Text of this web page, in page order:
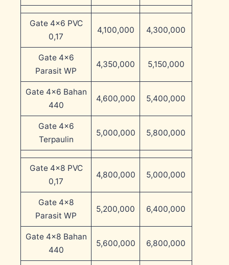
Gate 4×6 PVC
0,17
4,100,000 4,300,000
Gate 4×6
Parasit WP
4,350,000 5,150,000
Gate 4×6 Bahan
440
4,600,000 5,400,000
Gate 4×6
Terpaulin
5,000,000 5,800,000
Gate 4×8 PVC
0,17
4,800,000 5,000,000
Gate 4×8
Parasit WP
5,200,000 6,400,000
Gate 4×8 Bahan
440
5,600,000 6,800,000